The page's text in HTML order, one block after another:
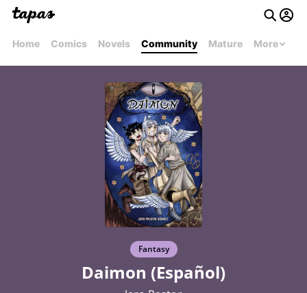
Home Comics Novels Community Mature More
Fantasy
Daimon (Español)